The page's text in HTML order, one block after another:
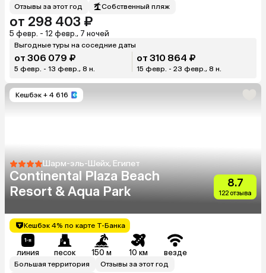
Отзывы за этот год Собственный пляж
от 298 403 ₽
5 февр. - 12 февр., 7 ночей
Выгодные туры на соседние даты
от 306 079 ₽
5 февр. - 13 февр., 8 н.
от 310 864 ₽
15 февр. - 23 февр., 8 н.
Кешбэк + 4 616
Шарм-эль-Шейх, Египет
Continental Plaza Beach
Resort & Aqua Park
8.7
122 отзыва
Кешбэк 4% по карте Т-Банка
линия песок 150 м 10 км везде
Большая территория
Отзывы за этот год